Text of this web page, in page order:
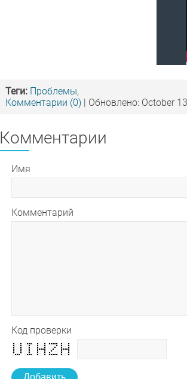
Теги: Проблемы,
Комментарии (0) | Обновлено: October
Комментарии
Имя
Комментарий
Код проверки
Добавить